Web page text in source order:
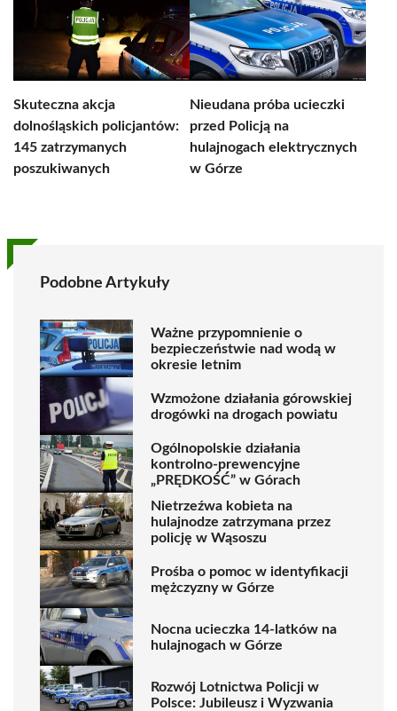
Skuteczna akcja
dolnośląskich policjantów:
145 zatrzymanych
poszukiwanych
Nieudana próba ucieczki
przed Policją na
hulajnogach elektrycznych
w Górze
Podobne Artykuły
Ważne przypomnienie o
bezpieczeństwie nad wodą w
okresie letnim
Wzmożone działania górowskiej
drogówki na drogach powiatu
Ogólnopolskie działania
kontrolno-prewencyjne
„PRĘDKOŚĆ” w Górach
Nietrzeźwa kobieta na
hulajnodze zatrzymana przez
policję w Wąsoszu
Prośba o pomoc w identyfikacji
mężczyzny w Górze
Nocna ucieczka 14-latków na
hulajnogach w Górze
Rozwój Lotnictwa Policji w
Polsce: Jubileusz i Wyzwania